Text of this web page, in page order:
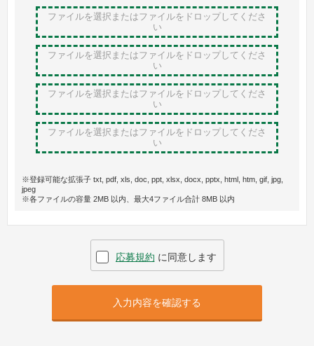
ファイルを選択またはファイルをドロップしてくださ
い
ファイルを選択またはファイルをドロップしてくださ
い
ファイルを選択またはファイルをドロップしてくださ
い
ファイルを選択またはファイルをドロップしてくださ
い
※登録可能な拡張子 txt, pdf, xls, doc, ppt, xlsx, docx, pptx, html, htm, gif, jpg,
jpeg
※各ファイルの容量 2MB 以内、最大4ファイル合計 8MB 以内
応募規約 に同意します
入力内容を確認する